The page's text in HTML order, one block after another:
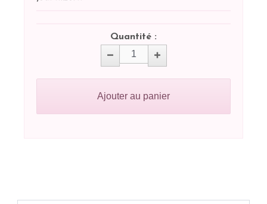
Quantité :
Ajouter au panier